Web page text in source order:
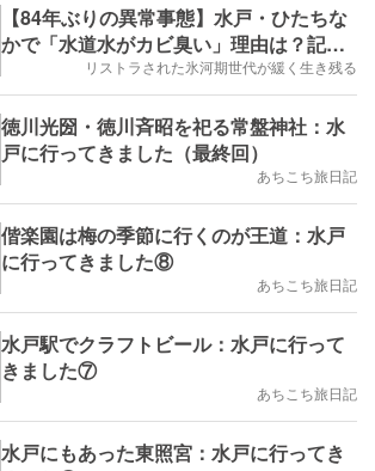
【84年ぶりの異常事態】水戸・ひたちな
かで「水道水がカビ臭い」理由は？記録
的少雨と渇水の真相を徹底解説
リストラされた氷河期世代が緩く生き残る
徳川光圀・徳川斉昭を祀る常盤神社：水
戸に行ってきました（最終回）
あちこち旅日記
偕楽園は梅の季節に行くのが王道：水戸
に行ってきました⑧
あちこち旅日記
水戸駅でクラフトビール：水戸に行って
きました⑦
あちこち旅日記
水戸にもあった東照宮：水戸に行ってき